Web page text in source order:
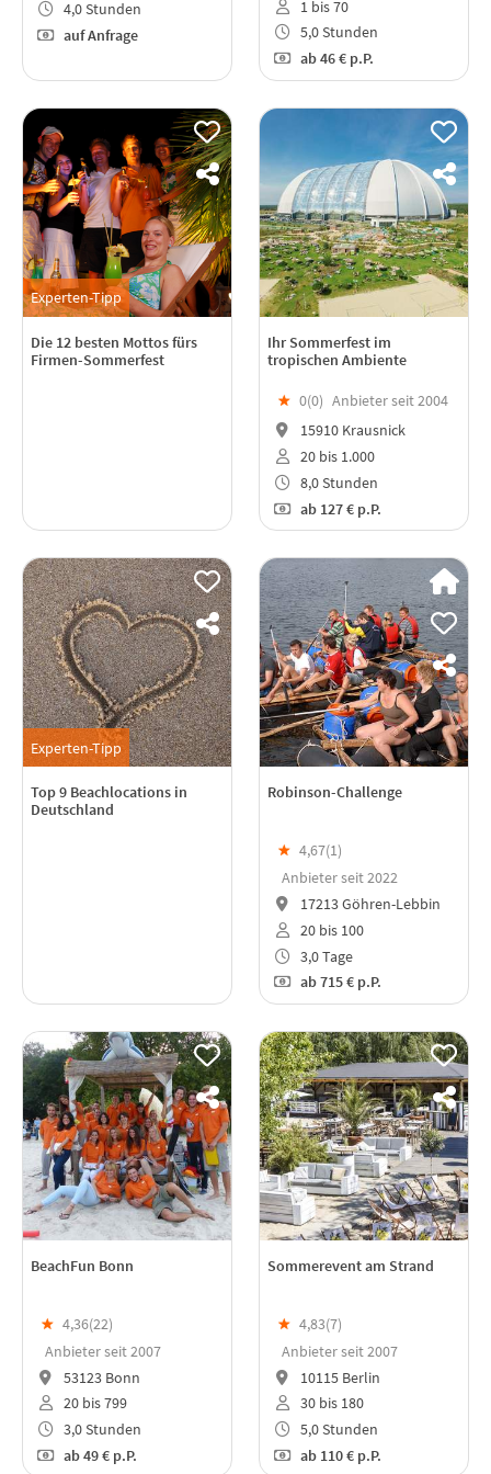
4,0 Stunden
auf Anfrage
1 bis 70
5,0 Stunden
ab46 € p.P.
Experten-Tipp
Die 12 besten Mottos fürs
Firmen-Sommerfest
Ihr Sommerfest im
tropischen Ambiente
★ 0(0) Anbieter seit 2004
15910 Krausnick
20 bis 1.000
8,0 Stunden
ab127 € p.P.
Experten-Tipp
Top 9 Beachlocations in
Deutschland
Robinson-Challenge
★ 4,67(1)
Anbieter seit 2022
17213 Göhren-Lebbin
20 bis 100
3,0 Tage
ab715 € p.P.
BeachFun Bonn
★ 4,36(22)
Anbieter seit 2007
53123 Bonn
20 bis 799
3,0 Stunden
ab49 € p.P.
Sommerevent am Strand
★ 4,83(7)
Anbieter seit 2007
10115 Berlin
30 bis 180
5,0 Stunden
ab110 € p.P.